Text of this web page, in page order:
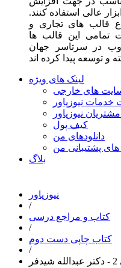
عالی استفاده کنند.
قالب های تجاری و
تمامی این قالب ها
در سرتاسر جهان
لینک های ویژه
های خارجی
خدمات نیوزپاور
نیوزپاور
کیف پول
دانلودهای من
پشتیبانی من
بلاگ
نیوزپاور
/
کتاب و مراجع درسی
/
کتاب چاپی دست دوم
/